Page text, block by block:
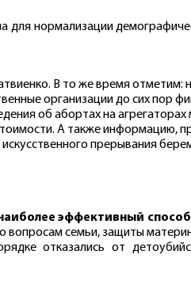
для нормализации
В то же время отметим:
организации до сих пор
об абортах на
А также информацию,
прерывания
эффективный
вопросам семьи, защиты
отказались от
КАЛУЖСКАЯ
область